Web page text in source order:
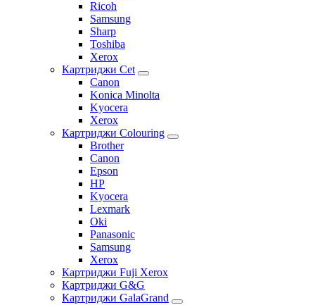
Ricoh
Samsung
Sharp
Toshiba
Xerox
Картриджи Cet
Canon
Konica Minolta
Kyocera
Xerox
Картриджи Colouring
Brother
Canon
Epson
HP
Kyocera
Lexmark
Oki
Panasonic
Samsung
Xerox
Картриджи Fuji Xerox
Картриджи G&G
Картриджи GalaGrand